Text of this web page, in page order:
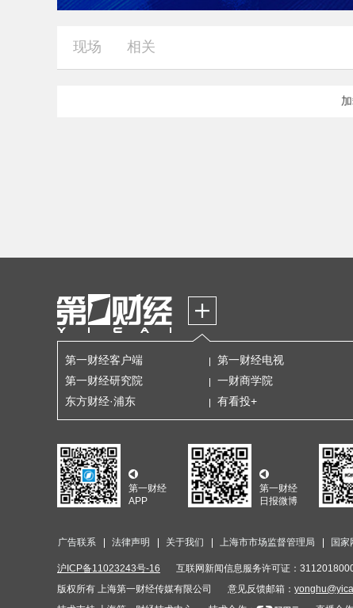
现场 相关
第一财经客户端 第一财经电视
第一财经研究院
一财商学院
东方财经·浦东
有看投+
第一财经
APP
第一财经
日报微博
广告联系 法律声明 关于我们 上海市市场监督管理局 国家
沪ICP备11023243号-16 互联网新闻信息服务许可证：
版权所有 上海第一财经传媒有限公司
意见反馈邮箱：